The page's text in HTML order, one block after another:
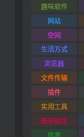
趣味软件
网站
空间
生活方式
浏览器
文件传输
插件
实用工具
图形相关
信息